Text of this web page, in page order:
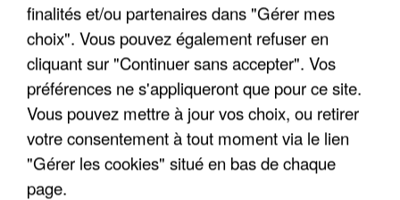
finalités et/ou partenaires dans "Gérer mes
choix". Vous pouvez également refuser en
cliquant sur "Continuer sans accepter". Vos
préférences ne s'appliqueront que pour ce site.
Vous pouvez mettre à jour vos choix, ou retirer
votre consentement à tout moment via le lien
"Gérer les cookies" situé en bas de chaque
page.